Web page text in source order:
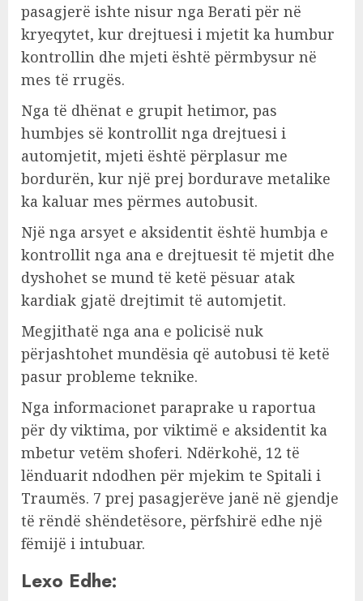
pasagjerë ishte nisur nga Berati për në
kryeqytet, kur drejtuesi i mjetit ka humbur
kontrollin dhe mjeti është përmbysur në
mes të rrugës.
Nga të dhënat e grupit hetimor, pas
humbjes së kontrollit nga drejtuesi i
automjetit, mjeti është përplasur me
bordurën, kur një prej bordurave metalike
ka kaluar mes përmes autobusit.
Një nga arsyet e aksidentit është humbja e
kontrollit nga ana e drejtuesit të mjetit dhe
dyshohet se mund të ketë pësuar atak
kardiak gjatë drejtimit të automjetit.
Megjithatë nga ana e policisë nuk
përjashtohet mundësia që autobusi të ketë
pasur probleme teknike.
Nga informacionet paraprake u raportua
për dy viktima, por viktimë e aksidentit ka
mbetur vetëm shoferi. Ndërkohë, 12 të
lënduarit ndodhen për mjekim te Spitali i
Traumës. 7 prej pasagjerëve janë në gjendje
të rëndë shëndetësore, përfshirë edhe një
fëmijë i intubuar.
Lexo Edhe: